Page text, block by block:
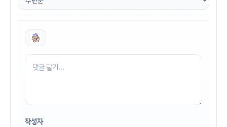
작성자